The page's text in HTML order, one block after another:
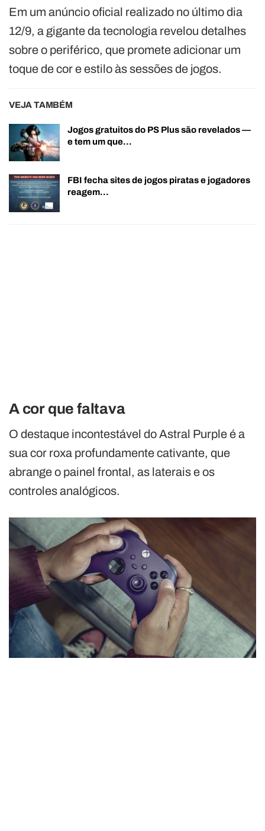
Em um anúncio oficial realizado no último dia
12/9, a gigante da tecnologia revelou detalhes
sobre o periférico, que promete adicionar um
toque de cor e estilo às sessões de jogos.
VEJA TAMBÉM
Jogos gratuitos do PS Plus são revelados —
e tem um que…
FBI fecha sites de jogos piratas e jogadores
reagem…
A cor que faltava
O destaque incontestável do Astral Purple é a
sua cor roxa profundamente cativante, que
abrange o painel frontal, as laterais e os
controles analógicos.